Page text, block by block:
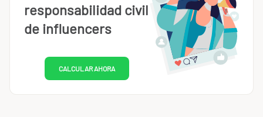
responsabilidad civil
de influencers
CALCULAR AHORA